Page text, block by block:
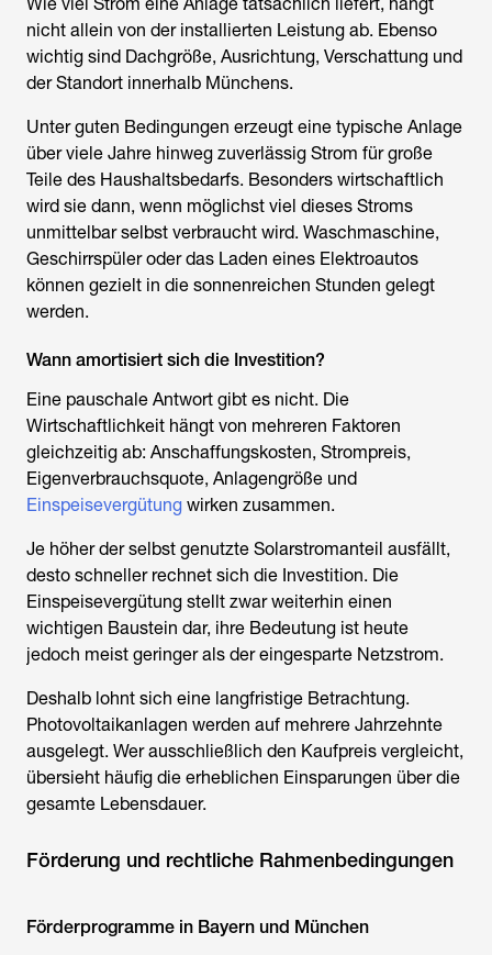
nicht allein von der installierten Leistung ab. Ebenso
wichtig sind Dachgröße, Ausrichtung, Verschattung und
der Standort innerhalb Münchens.
Unter guten Bedingungen erzeugt eine typische Anlage
über viele Jahre hinweg zuverlässig Strom für große
Teile des Haushaltsbedarfs. Besonders wirtschaftlich
wird sie dann, wenn möglichst viel dieses Stroms
unmittelbar selbst verbraucht wird. Waschmaschine,
Geschirrspüler oder das Laden eines Elektroautos
können gezielt in die sonnenreichen Stunden gelegt
werden.
Wann amortisiert sich die Investition?
Eine pauschale Antwort gibt es nicht. Die
Wirtschaftlichkeit hängt von mehreren Faktoren
gleichzeitig ab: Anschaffungskosten, Strompreis,
Eigenverbrauchsquote, Anlagengröße und
Einspeisevergütung wirken zusammen.
Je höher der selbst genutzte Solarstromanteil ausfällt,
desto schneller rechnet sich die Investition. Die
Einspeisevergütung stellt zwar weiterhin einen
wichtigen Baustein dar, ihre Bedeutung ist heute
jedoch meist geringer als der eingesparte Netzstrom.
Deshalb lohnt sich eine langfristige Betrachtung.
Photovoltaikanlagen werden auf mehrere Jahrzehnte
ausgelegt. Wer ausschließlich den Kaufpreis vergleicht,
übersieht häufig die erheblichen Einsparungen über die
gesamte Lebensdauer.
Förderung und rechtliche Rahmenbedingungen
Förderprogramme in Bayern und München